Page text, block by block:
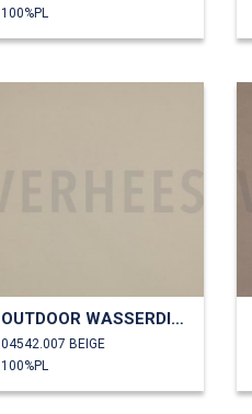
100%PL
OUTDOOR WASSERDICHT
04542.007 BEIGE
100%PL